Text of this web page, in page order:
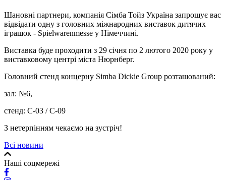
Шановні партнери, компанія Сімба Тойз Україна запрошує вас
відвідати одну з головних міжнародних виставок дитячих
іграшок - Spielwarenmesse у Німеччині.
Виставка буде проходити з 29 січня по 2 лютого 2020 року у
виставковому центрі міста Нюрнберг.
Головний стенд концерну Simba Dickie Group розташований:
зал: №6,
стенд: C-03 / C-09
З нетерпінням чекаємо на зустріч!
Всі новини
Наші соцмережі